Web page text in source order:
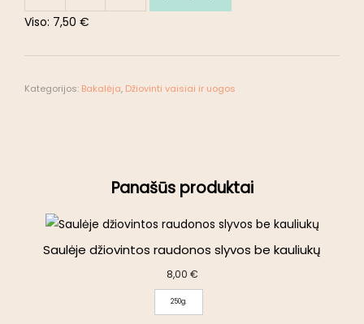
Viso: 7,50 €
Kategorijos: Bakalėja, Džiovinti vaisiai ir uogos
Panašūs produktai
Saulėje džiovintos raudonos slyvos be kauliukų
8,00 €
250g.